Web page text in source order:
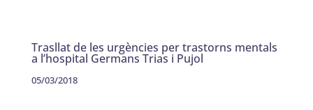
Trasllat de les urgències per trastorns mentals
a l’hospital Germans Trias i Pujol
05/03/2018